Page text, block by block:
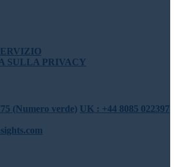
SULLA PRIVACY
(Numero verde) UK : +44 8085 022397